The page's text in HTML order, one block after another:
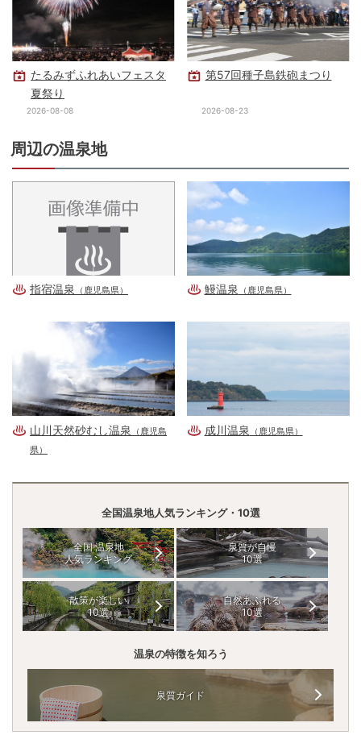
たるみずふれあいフェスタ
夏祭り
2026-08-08
第57回種子島鉄砲まつり
2026-08-23
周辺の温泉地
指宿温泉 （鹿児島県） 鰻温泉 （鹿児島県）
山川天然砂むし温泉
（鹿児島
県）
成川温泉 （鹿児島県）
全国温泉地人気ランキング・10選
全国 温泉地
人気ランキング
泉質が自慢
10選
散策が楽しい
10選
自然あふれる
10選
温泉の特徴を知ろう
泉質ガイド